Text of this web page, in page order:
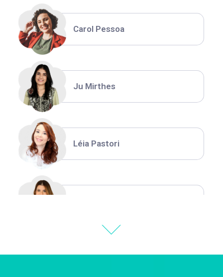
Carol Pessoa
Ju Mirthes
Léia Pastori
Thiara Ney